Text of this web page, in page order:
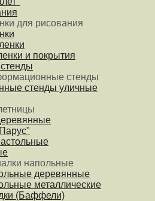
для рисования
и покрытия
стенды
стенды уличные
напольные
деревянные
металлические
(Баффели)